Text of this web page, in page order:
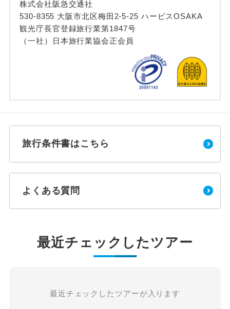
株式会社阪急交通社
530-8355 大阪市北区梅田2-5-25 ハービスOSAKA
観光庁長官登録旅行業第1847号
（一社）日本旅行業協会正会員
旅行条件書はこちら
よくある質問
最近チェックしたツアー
最近チェックしたツアーが入ります